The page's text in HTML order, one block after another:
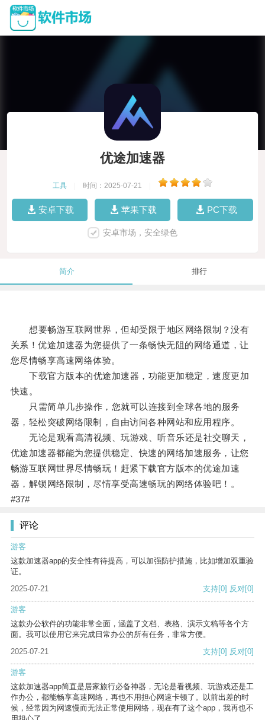
优途加速器
工具 时间：2025-07-21
安卓下载 苹果下载 PC下载
安卓市场，安全绿色
简介 排行
想要畅游互联网世界，但却受限于地区网络限制？没有
关系！优途加速器为您提供了一条畅快无阻的网络通道，让
您尽情畅享高速网络体验。
下载官方版本的优途加速器，功能更加稳定，速度更加
快速。
只需简单几步操作，您就可以连接到全球各地的服务
器，轻松突破网络限制，自由访问各种网站和应用程序。
无论是观看高清视频、玩游戏、听音乐还是社交聊天，
优途加速器都能为您提供稳定、快速的网络加速服务，让您
畅游互联网世界尽情畅玩！赶紧下载官方版本的优途加速
器，解锁网络限制，尽情享受高速畅玩的网络体验吧！。
#37#
评论
游客
这款加速器app的安全性有待提高，可以加强防护措施，比如增加双重验
证。
2025-07-21
支持[0] 反对[0]
游客
这款办公软件的功能非常全面，涵盖了文档、表格、演示文稿等各个方
面。我可以使用它来完成日常办公的所有任务，非常方便。
2025-07-21
支持[0] 反对[0]
游客
这款加速器app简直是居家旅行必备神器，无论是看视频、玩游戏还是工
作办公，都能畅享高速网络，再也不用担心网速卡顿了。以前出差的时
候，经常因为网速慢而无法正常使用网络，现在有了这个app，我再也不